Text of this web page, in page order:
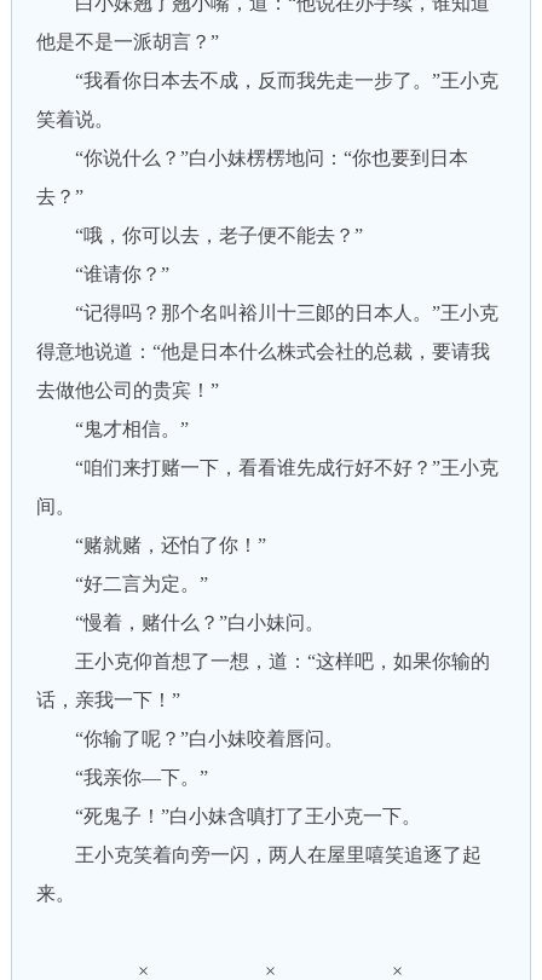
他是不是一派胡言？”
“我看你日本去不成，反而我先走一步了。”王小克
笑着说。
“你说什么？”白小妹楞楞地问：“你也要到日本
去？”
“哦，你可以去，老子便不能去？”
“谁请你？”
“记得吗？那个名叫裕川十三郞的日本人。”王小克
得意地说道：“他是日本什么株式会社的总裁，要请我
去做他公司的贵宾！”
“鬼才相信。”
“咱们来打赌一下，看看谁先成行好不好？”王小克
间。
“赌就赌，还怕了你！”
“好二言为定。”
“慢着，赌什么？”白小妹问。
王小克仰首想了一想，道：“这样吧，如果你输的
话，亲我一下！”
“你输了呢？”白小妹咬着唇问。
“我亲你—下。”
“死鬼子！”白小妹含嗔打了王小克一下。
王小克笑着向旁一闪，两人在屋里嘻笑追逐了起
来。
× × ×